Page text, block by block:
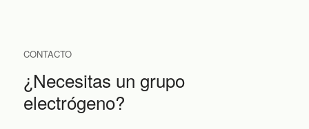
CONTACTO
¿Necesitas un grupo
electrógeno?